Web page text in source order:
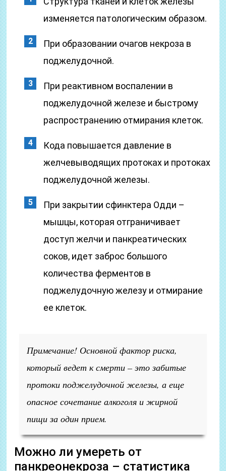
изменяется патологическим образом.
При образовании очагов некроза в
поджелудочной.
При реактивном воспалении в
поджелудочной железе и быстрому
распространению отмирания клеток.
Кода повышается давление в
желчевыводящих протоках и протоках
поджелудочной железы.
При закрытии сфинктера Одди –
мышцы, которая отграничивает
доступ желчи и панкреатических
соков, идет заброс большого
количества ферментов в
поджелудочную железу и отмирание
ее клеток.
Примечание! Основной фактор риска,
который ведет к смерти – это забитые
протоки поджелудочной железы, а еще
опасное сочетание алкоголя и жирной
пищи за один прием.
Можно ли умереть от
панкреонекроза – статистика